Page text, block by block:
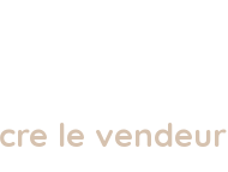
le vendeur